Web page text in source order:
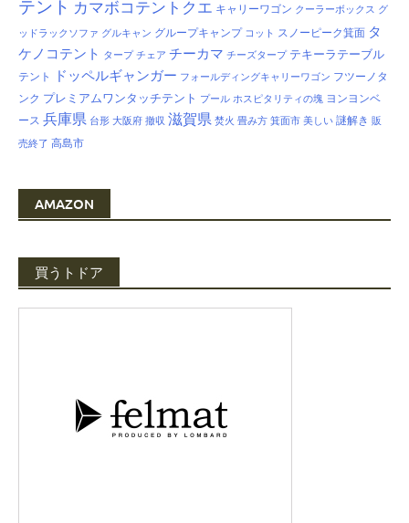
テント カマボコテントクエ キャリーワゴン クーラーボックス グ
ッドラックソファ グルキャン グループキャンプ コット スノーピーク箕面 タ
ケノコテント タープ チェア チーカマ チーズタープ テキーラテーブル
テント ドッペルギャンガー フォールディングキャリーワゴン フツーノタ
ンク プレミアムワンタッチテント プール ホスピタリティの塊 ヨンヨンベ
ース 兵庫県 台形 大阪府 撤収 滋賀県 焚火 畳み方 箕面市 美しい 謎解き 販
売終了 高島市
AMAZON
買うトドア